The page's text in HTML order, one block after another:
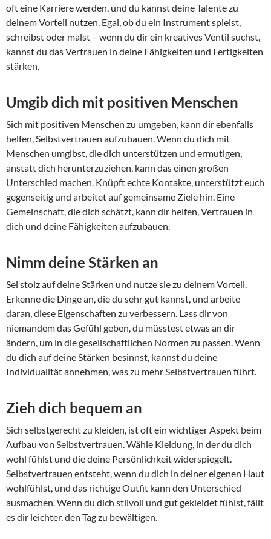
oft eine Karriere werden, und du kannst deine Talente zu
deinem Vorteil nutzen. Egal, ob du ein Instrument spielst,
schreibst oder malst – wenn du dir ein kreatives Ventil suchst,
kannst du das Vertrauen in deine Fähigkeiten und Fertigkeiten
stärken.
Umgib dich mit positiven Menschen
Sich mit positiven Menschen zu umgeben, kann dir ebenfalls
helfen, Selbstvertrauen aufzubauen. Wenn du dich mit
Menschen umgibst, die dich unterstützen und ermutigen,
anstatt dich herunterzuziehen, kann das einen großen
Unterschied machen. Knüpft echte Kontakte, unterstützt euch
gegenseitig und arbeitet auf gemeinsame Ziele hin. Eine
Gemeinschaft, die dich schätzt, kann dir helfen, Vertrauen in
dich und deine Fähigkeiten aufzubauen.
Nimm deine Stärken an
Sei stolz auf deine Stärken und nutze sie zu deinem Vorteil.
Erkenne die Dinge an, die du sehr gut kannst, und arbeite
daran, diese Eigenschaften zu verbessern. Lass dir von
niemandem das Gefühl geben, du müsstest etwas an dir
ändern, um in die gesellschaftlichen Normen zu passen. Wenn
du dich auf deine Stärken besinnst, kannst du deine
Individualität annehmen, was zu mehr Selbstvertrauen führt.
Zieh dich bequem an
Sich selbstgerecht zu kleiden, ist oft ein wichtiger Aspekt beim
Aufbau von Selbstvertrauen. Wähle Kleidung, in der du dich
wohl fühlst und die deine Persönlichkeit widerspiegelt.
Selbstvertrauen entsteht, wenn du dich in deiner eigenen Haut
wohlfühlst, und das richtige Outfit kann den Unterschied
ausmachen. Wenn du dich stilvoll und gut gekleidet fühlst, fällt
es dir leichter, den Tag zu bewältigen.